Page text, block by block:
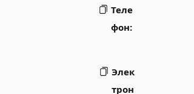
Теле
фон:
Элек
трон